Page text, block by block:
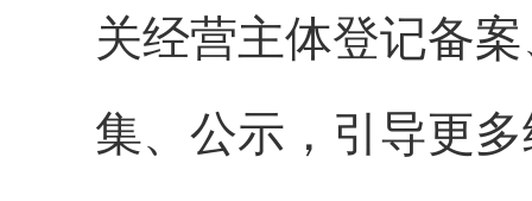
关经营主体登记备
集、公示，引导更